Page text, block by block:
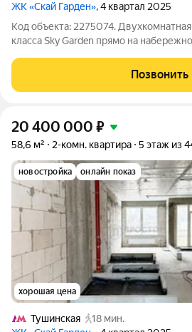
ЖК «Скай Гарден», 4 квартал 2025
Код объекта: 2275074.
класса Sky Garden прямо на
Тушинская и в пешей доступности
центра - 20 минут на машине.
Позвонить
20 400 000 ₽
58,6 м² 2-комн. квартира 5 этаж из
новостройка онлайн показ
хорошая цена
Тушинская
18 мин.